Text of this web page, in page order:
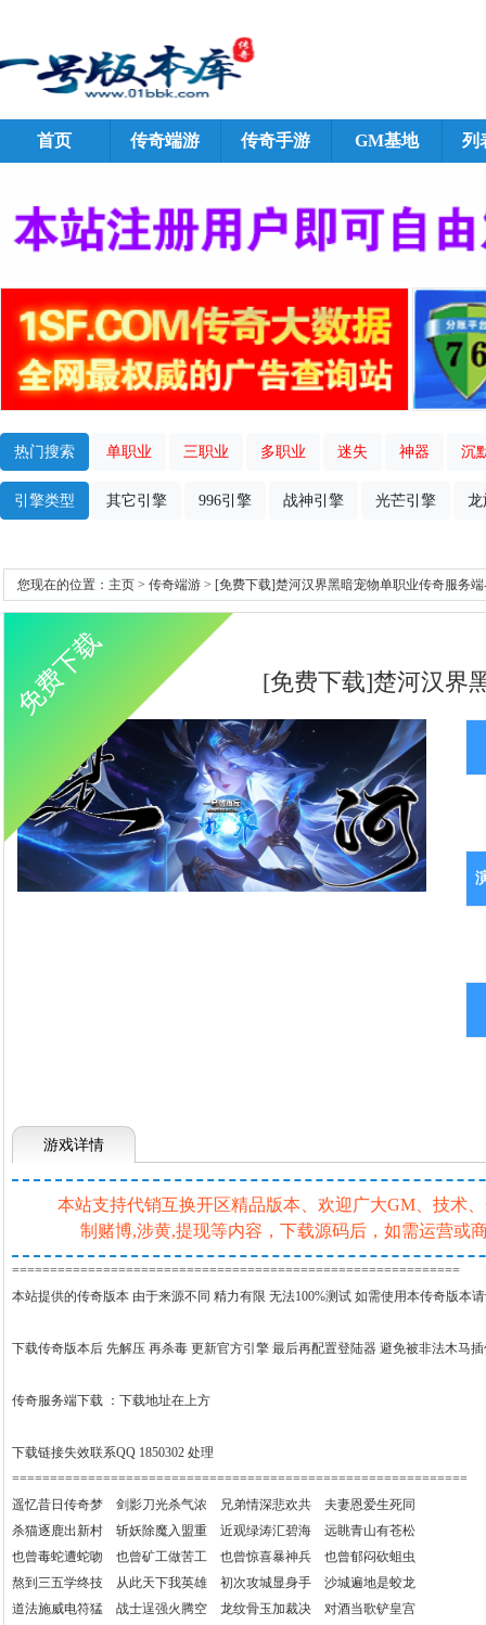
首页 传奇端游 传奇手游 GM基地 列
热门搜索 单职业 三职业 多职业 迷失 神器 沉
引擎类型 其它引擎 996引擎 战神引擎 光芒引擎 龙
您现在的位置： 主页 > 传奇端游 > [免费下载]楚河汉界黑暗宠物单职业传奇服务
免费下载 [免费下载]楚河汉界
游戏详情
本站支持代销互换开区精品版本、欢迎广大GM、技术
制赌博,涉黄,提现等内容，下载源码后，如需运营或
===========================================================
本站提供的传奇版本 由于来源不同 精力有限 无法100%测试 如需使用本传奇版本
下载传奇版本后 先解压 再杀毒 更新官方引擎 最后再配置登陆器 避免被非法木马
传奇服务端下载 ：下载地址在上方
下载链接失效联系QQ 1850302 处理
============================================================
遥忆昔日传奇梦 剑影刀光杀气浓 兄弟情深悲欢共 夫妻恩爱生死同
杀猫逐鹿出新村 斩妖除魔入盟重 近观绿涛汇碧海 远眺青山有苍松
也曾毒蛇遭蛇吻 也曾矿工做苦工 也曾惊喜暴神兵 也曾郁闷砍蛆虫
熬到三五学终技 从此天下我英雄 初次攻城显身手 沙城遍地是蛟龙
道法施威电符猛 战士逞强火腾空 龙纹骨玉加裁决 对酒当歌铲皇宫